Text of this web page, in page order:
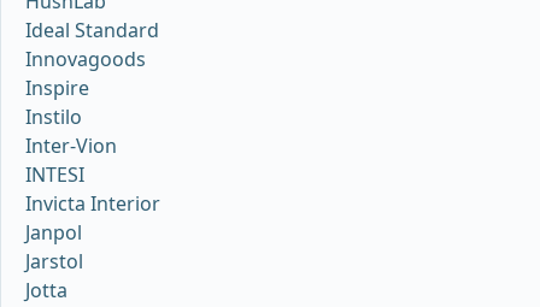
Ideal Standard
Innovagoods
Inspire
Instilo
Inter-Vion
INTESI
Invicta Interior
Janpol
Jarstol
Jotta